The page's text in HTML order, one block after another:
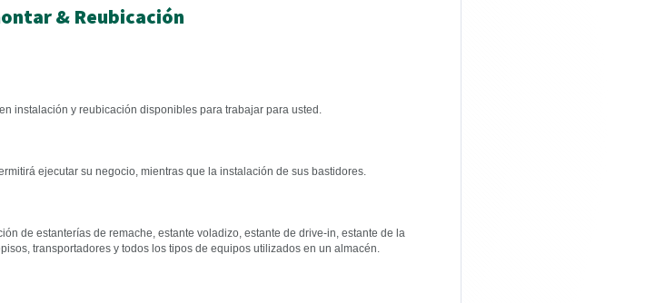
& Reubicación
instalación y reubicación disponibles para trabajar para usted.
ejecutar su negocio, mientras que la instalación de sus bastidores.
de estanterías de remache, estante voladizo, estante de drive-in, estante de la
transportadores y todos los tipos de equipos utilizados en un almacén.